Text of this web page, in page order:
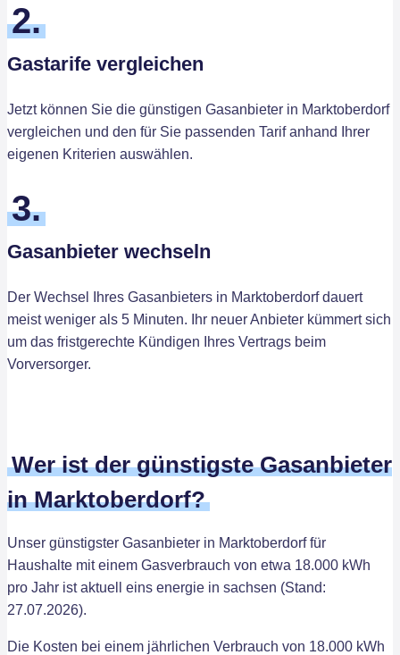
2.
Gastarife vergleichen
Jetzt können Sie die günstigen Gasanbieter in Marktoberdorf
vergleichen und den für Sie passenden Tarif anhand Ihrer
eigenen Kriterien auswählen.
3.
Gasanbieter wechseln
Der Wechsel Ihres Gasanbieters in Marktoberdorf dauert
meist weniger als 5 Minuten. Ihr neuer Anbieter kümmert sich
um das fristgerechte Kündigen Ihres Vertrags beim
Vorversorger.
Wer ist der günstigste Gasanbieter
in Marktoberdorf?
Unser günstigster Gasanbieter in Marktoberdorf für
Haushalte mit einem Gasverbrauch von etwa 18.000 kWh
pro Jahr ist aktuell eins energie in sachsen (Stand:
27.07.2026).
Die Kosten bei einem jährlichen Verbrauch von 18.000 kWh